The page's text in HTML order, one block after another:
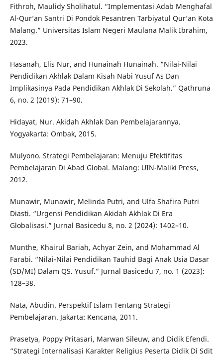
Fithroh, Maulidy Sholihatul. “Implementasi Adab Menghafal
Al-Qur’an Santri Di Pondok Pesantren Tarbiyatul Qur’an Kota
Malang.” Universitas Islam Negeri Maulana Malik Ibrahim,
2023.
Hasanah, Elis Nur, and Hunainah Hunainah. “Nilai-Nilai
Pendidikan Akhlak Dalam Kisah Nabi Yusuf As Dan
Implikasinya Pada Pendidikan Akhlak Di Sekolah.” Qathruna
6, no. 2 (2019): 71–90.
Hidayat, Nur. Akidah Akhlak Dan Pembelajarannya.
Yogyakarta: Ombak, 2015.
Mulyono. Strategi Pembelajaran: Menuju Efektifitas
Pembelajaran Di Abad Global. Malang: UIN-Maliki Press,
2012.
Munawir, Munawir, Melinda Putri, and Ulfa Shafira Putri
Diasti. “Urgensi Pendidikan Akidah Akhlak Di Era
Globalisasi.” Jurnal Basicedu 8, no. 2 (2024): 1402–10.
Munthe, Khairul Bariah, Achyar Zein, and Mohammad Al
Farabi. “Nilai-Nilai Pendidikan Tauhid Bagi Anak Usia Dasar
(SD/MI) Dalam QS. Yusuf.” Jurnal Basicedu 7, no. 1 (2023):
128–38.
Nata, Abudin. Perspektif Islam Tentang Strategi
Pembelajaran. Jakarta: Kencana, 2011.
Prasetya, Poppy Pritasari, Marwan Sileuw, and Didik Efendi.
“Strategi Internalisasi Karakter Religius Peserta Didik Di Sdit